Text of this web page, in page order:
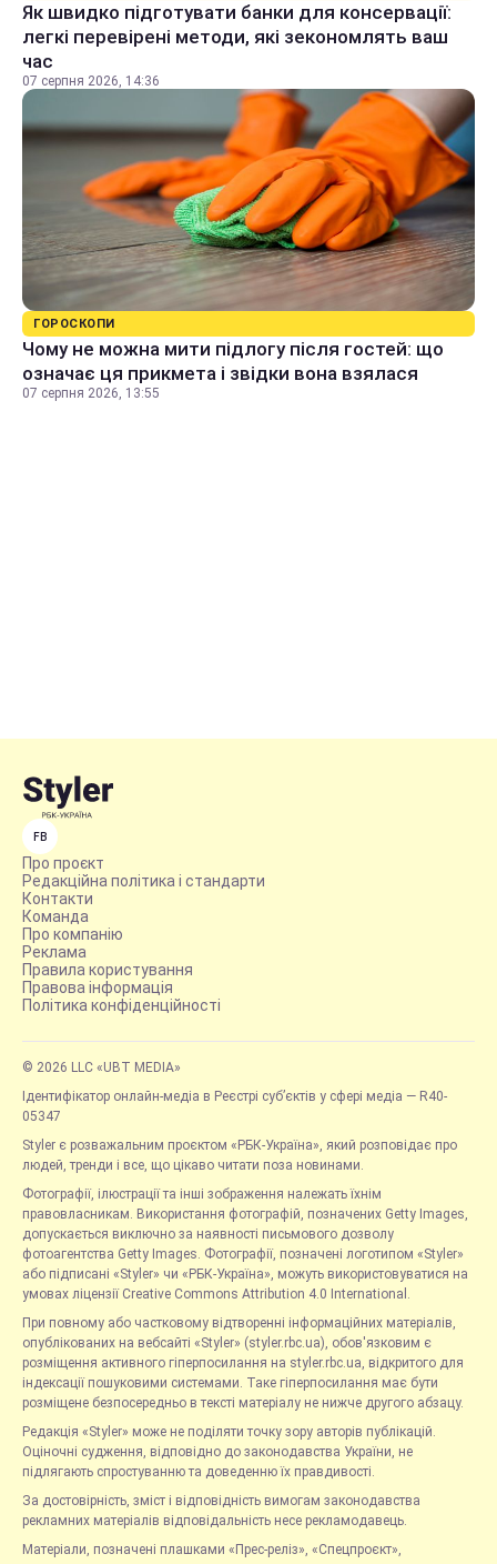
Як швидко підготувати банки для консервації:
легкі перевірені методи, які зекономлять ваш
час
07 серпня 2026, 14:36
ГОРОСКОПИ
Чому не можна мити підлогу після гостей: що
означає ця прикмета і звідки вона взялася
07 серпня 2026, 13:55
FB
Про проєкт
Редакційна політика і стандарти
Контакти
Команда
Про компанію
Реклама
Правила користування
Правова інформація
Політика конфіденційності
© 2026 LLC «UBT MEDIA»
Ідентифікатор онлайн-медіа в Реєстрі суб’єктів у сфері медіа — R40-
05347
Styler є розважальним проєктом «РБК-Україна», який розповідає про
людей, тренди і все, що цікаво читати поза новинами.
Фотографії, ілюстрації та інші зображення належать їхнім
правовласникам. Використання фотографій, позначених Getty Images,
допускається виключно за наявності письмового дозволу
фотоагентства Getty Images. Фотографії, позначені логотипом «Styler»
або підписані «Styler» чи «РБК-Україна», можуть використовуватися на
умовах ліцензії Creative Commons Attribution 4.0 International.
При повному або частковому відтворенні інформаційних матеріалів,
опублікованих на вебсайті «Styler» (styler.rbc.ua), обов'язковим є
розміщення активного гіперпосилання на styler.rbc.ua, відкритого для
індексації пошуковими системами. Таке гіперпосилання має бути
розміщене безпосередньо в тексті матеріалу не нижче другого абзацу.
Редакція «Styler» може не поділяти точку зору авторів публікацій.
Оціночні судження, відповідно до законодавства України, не
підлягають спростуванню та доведенню їх правдивості.
За достовірність, зміст і відповідність вимогам законодавства
рекламних матеріалів відповідальність несе рекламодавець.
Матеріали, позначені плашками «Прес-реліз», «Спецпроєкт»,